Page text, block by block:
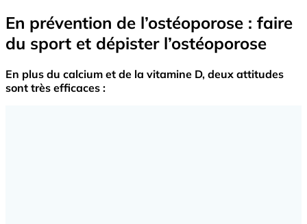
En prévention de l’ostéoporose : faire
du sport et dépister l’ostéoporose
En plus du calcium et de la vitamine D, deux attitudes
sont très efficaces :